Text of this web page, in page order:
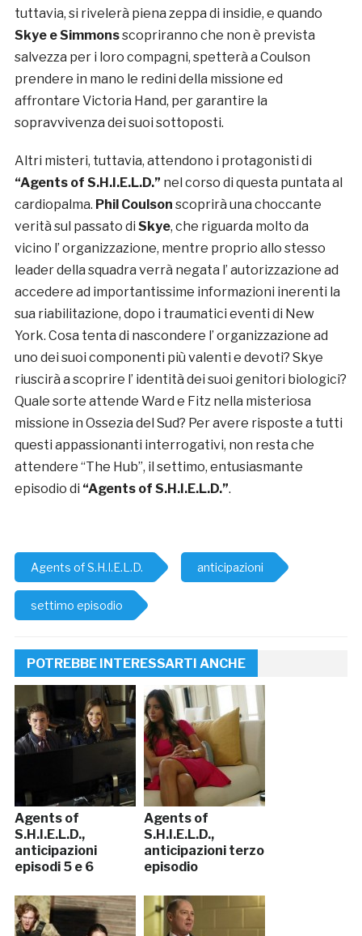
tuttavia, si rivelerà piena zeppa di insidie, e quando
Skye e Simmonsscopriranno che non è prevista
salvezza per i loro compagni, spetterà a Coulson
prendere in mano le redini della missione ed
affrontare Victoria Hand, per garantire la
sopravvivenza dei suoi sottoposti.
Altri misteri, tuttavia, attendono i protagonisti di
“Agents of S.H.I.E.L.D.” nel corso di questa puntata al
cardiopalma. Phil Coulson scoprirà una choccante
verità sul passato di Skye, che riguarda molto da
vicino l’ organizzazione, mentre proprio allo stesso
leader della squadra verrà negata l’ autorizzazione ad
accedere ad importantissime informazioni inerenti la
sua riabilitazione, dopo i traumatici eventi di New
York. Cosa tenta di nascondere l’ organizzazione ad
uno dei suoi componenti più valenti e devoti? Skye
riuscirà a scoprire l’ identità dei suoi genitori biologici?
Quale sorte attende Ward e Fitz nella misteriosa
missione in Ossezia del Sud? Per avere risposte a tutti
questi appassionanti interrogativi, non resta che
attendere “The Hub”, il settimo, entusiasmante
episodio di “Agents of S.H.I.E.L.D.”.
Agents of S.H.I.E.L.D. anticipazioni
settimo episodio
POTREBBE INTERESSARTI ANCHE
Agents of
S.H.I.E.L.D.,
anticipazioni
episodi 5 e 6
Agents of
S.H.I.E.L.D.,
anticipazioni terzo
episodio